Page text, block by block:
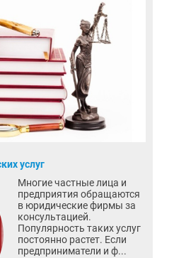
услуг
Многие частные лица и
предприятия обращаются
в юридические фирмы за
консультацией.
Популярность таких услуг
постоянно растет. Если
предприниматели и ф...